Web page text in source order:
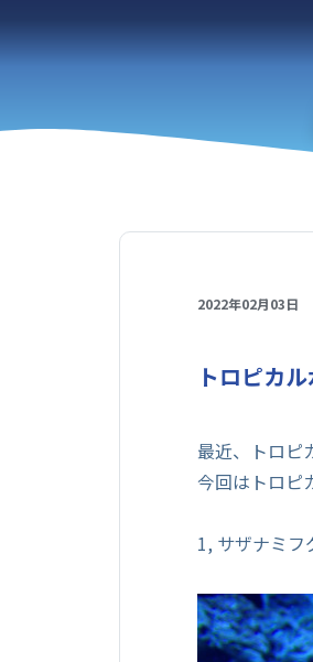
2022年02月03日
トロピカ
最近、トロピ
今回はトロピ
1, サザナミフ